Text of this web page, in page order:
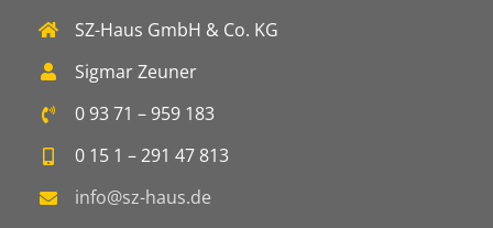
SZ-Haus GmbH & Co. KG
Sigmar Zeuner
0 93 71 – 959 183
0 15 1 – 291 47 813
info@sz-haus.de